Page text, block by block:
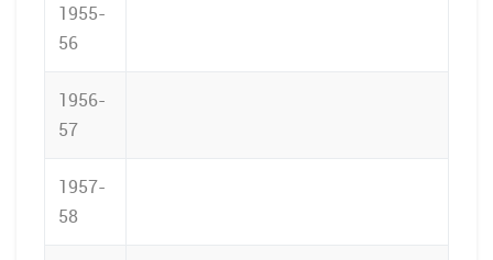
1955-
56
1956-
57
1957-
58